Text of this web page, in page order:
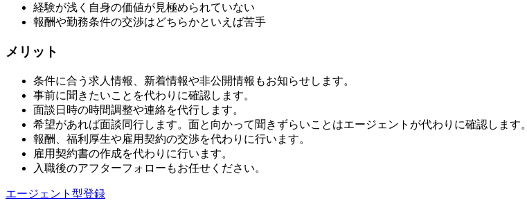
経験が浅く自身の価値が見極められていない
報酬や勤務条件の交渉はどちらかといえば苦手
メリット
条件に合う求人情報、新着情報や非公開情報もお知らせします。
事前に聞きたいことを代わりに確認します。
面談日時の時間調整や連絡を代行します。
希望があれば面談同行します。面と向かって聞きずらいことはエージェントが代わりに確認します。
報酬、福利厚生や雇用契約の交渉を代わりに行います。
雇用契約書の作成を代わりに行います。
入職後のアフターフォローもお任せください。
エージェント型登録